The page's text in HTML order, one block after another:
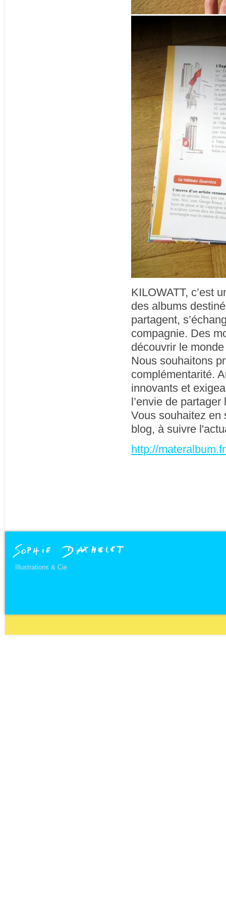
KILOWATT, c’est
des albums
partagent,
compagnie. Des
découvrir le
Nous souhaitons
complémentarité.
innovants et
l’envie de
Vous souhaitez en
blog, à suivre
http://
Illustrations & Cie